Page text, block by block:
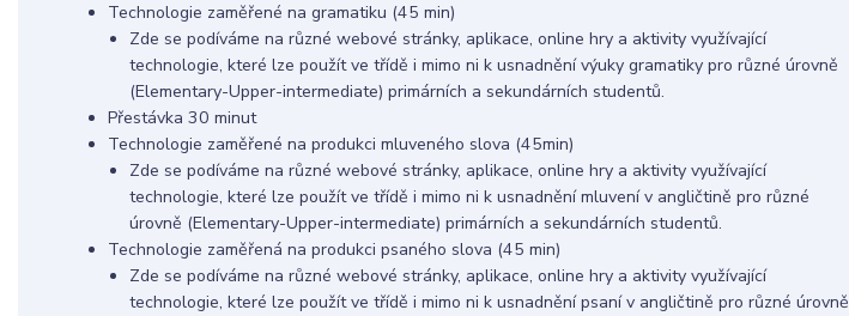
Technologie zaměřené na gramatiku (45 min)
Zde se podíváme na různé webové stránky, aplikace, online hry a aktivity využívající
technologie, které lze použít ve třídě i mimo ni k usnadnění výuky gramatiky pro různé úrovně
(Elementary-Upper-intermediate) primárních a sekundárních studentů.
Přestávka 30 minut
Technologie zaměřené na produkci mluveného slova (45min)
Zde se podíváme na různé webové stránky, aplikace, online hry a aktivity využívající
technologie, které lze použít ve třídě i mimo ni k usnadnění mluvení v angličtině pro různé
úrovně (Elementary-Upper-intermediate) primárních a sekundárních studentů.
Technologie zaměřená na produkci psaného slova (45 min)
Zde se podíváme na různé webové stránky, aplikace, online hry a aktivity využívající
technologie, které lze použít ve třídě i mimo ni k usnadnění psaní v angličtině pro různé úrovně